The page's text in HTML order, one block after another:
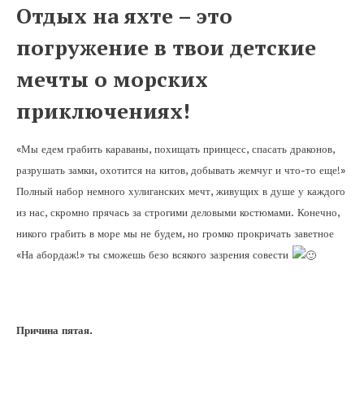
Отдых на яхте – это
погружение в твои детские
мечты о морских
приключениях!
«Мы едем грабить караваны, похищать принцесс, спасать драконов,
разрушать замки, охотится на китов, добывать жемчуг и что-то еще!»
Полный набор немного хулиганских мечт, живущих в душе у каждого
из нас, скромно прячась за строгими деловыми костюмами. Конечно,
никого грабить в море мы не будем, но громко прокричать заветное
«На абордаж!» ты сможешь безо всякого зазрения совести
Причина пятая.